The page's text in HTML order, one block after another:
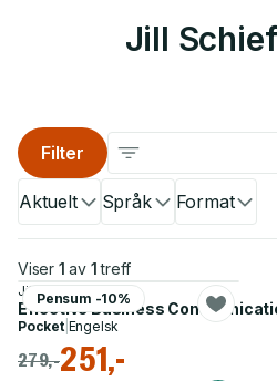
Jill
Aktuelt Språk Format
Filter
Viser 1 av 1 treff
Pensum -10%
Jill Schiefelbein
Effective Business
Pocket| Engelsk
279,-251,-